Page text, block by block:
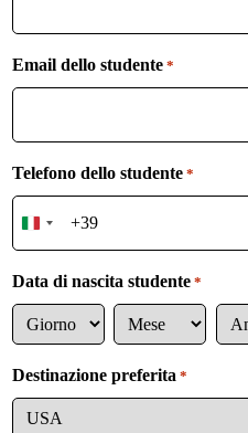
Email dello studente *
Telefono dello studente *
I
t
a
y
+
Data di nascita studente *
G
o
M
s
A
Destinazione preferita *